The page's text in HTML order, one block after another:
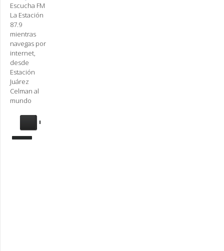
Escucha FM
La Estación
87.9
mientras
navegas por
internet,
desde
Estación
Juárez
Celman al
mundo